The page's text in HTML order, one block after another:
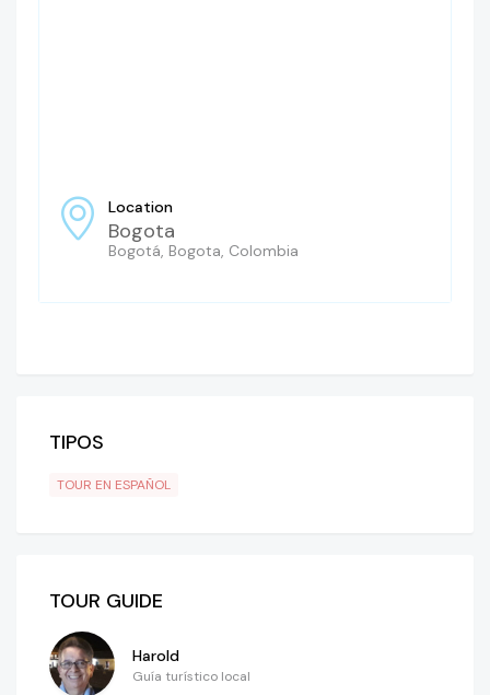
Location
Bogota
Bogotá, Bogota, Colombia
TIPOS
TOUR EN ESPAÑOL
TOUR GUIDE
Harold
Guía turístico local